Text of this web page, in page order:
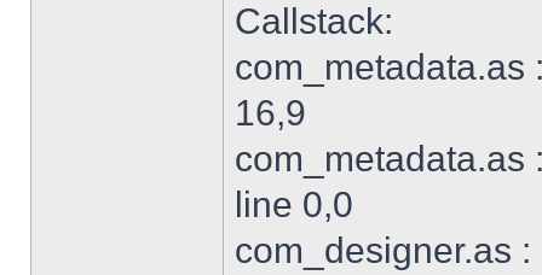
Callstack:
com_metadata.as
16,9
com_metadata.as
line 0,0
com_designer.as